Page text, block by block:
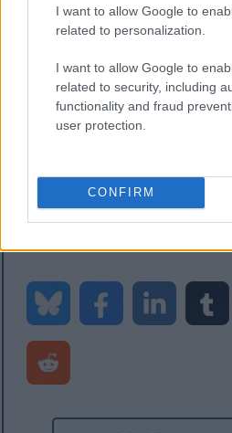
I want to allow Google to
related to personalization.
I want to allow Google to
related to security, including
functionality and fraud
user protection.
CONFIRM
หากคุณชอบโพสต์นี้ คุณอาจชอบคำแน
อัปเดตค่ามิติทางการเงินจา
Dynamics 365
การสร้างฟิลด์การค้นหาสำห
Dynamics 365